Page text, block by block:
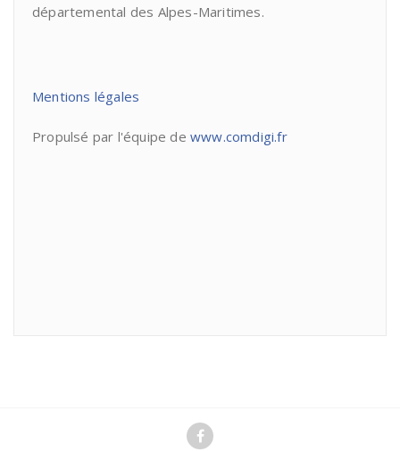
départemental des Alpes-Maritimes.
Mentions légales
Propulsé par l'équipe de www.comdigi.fr